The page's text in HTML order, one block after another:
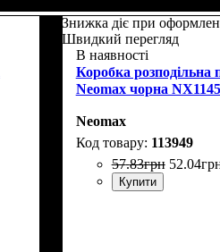
Знижка діє при
Швидкий перегляд
В наявності
Коробка розподільна
Neomax чорна NX1145
Neomax
113949
57.83грн 52.04
Купити